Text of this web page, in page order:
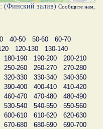
(Финский залив) Сообщите нам
40-50 50-60
60-70
120-130
130-140
180-190 190-200
200-210
250-260 260-270
270-280
320-330 330-340
340-350
390-400 400-410
410-420
460-470 470-480
480-490
530-540 540-550
550-560
600-610 610-620
620-630
670-680 680-690
690-700